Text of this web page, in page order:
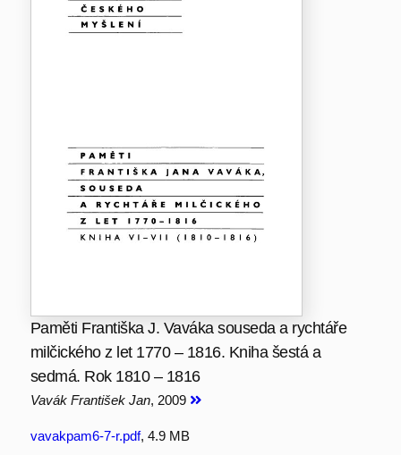
Paměti Františka J. Vaváka souseda a rychtáře
milčického z let 1770 – 1816. Kniha šestá a
sedmá. Rok 1810 – 1816
Vavák František Jan, 2009
vavakpam6-7-r.pdf, 4.9 MB